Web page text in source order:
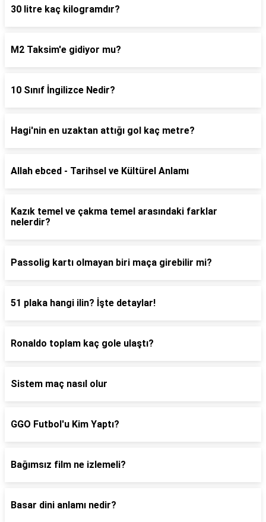
30 litre kaç kilogramdır?
M2 Taksim'e gidiyor mu?
10 Sınıf İngilizce Nedir?
Hagi'nin en uzaktan attığı gol kaç metre?
Allah ebced - Tarihsel ve Kültürel Anlamı
Kazık temel ve çakma temel arasındaki farklar
nelerdir?
Passolig kartı olmayan biri maça girebilir mi?
51 plaka hangi ilin? İşte detaylar!
Ronaldo toplam kaç gole ulaştı?
Sistem maç nasıl olur
GGO Futbol'u Kim Yaptı?
Bağımsız film ne izlemeli?
Basar dini anlamı nedir?